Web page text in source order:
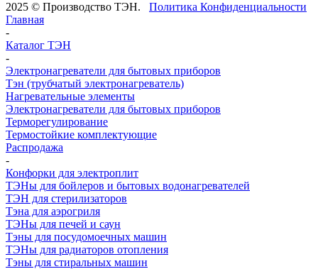
2025 © Производство ТЭН. Политика Конфиденциальности
Главная
-
Каталог ТЭН
-
Электронагреватели для бытовых приборов
Тэн (трубчатый электронагреватель)
Нагревательные элементы
Электронагреватели для бытовых приборов
Терморегулирование
Термостойкие комплектующие
Распродажа
-
Конфорки для электроплит
ТЭНы для бойлеров и бытовых водонагревателей
ТЭН для стерилизаторов
Тэна для аэрогриля
ТЭНы для печей и саун
Тэны для посудомоечных машин
ТЭНы для радиаторов отопления
Тэны для стиральных машин